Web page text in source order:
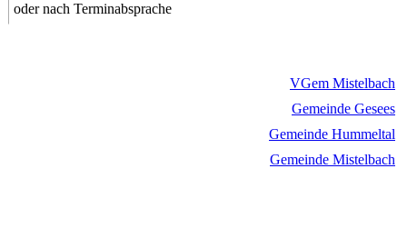
oder nach Terminabsprache
VGem Mistelbach
Gemeinde Gesees
Gemeinde Hummeltal
Gemeinde Mistelbach